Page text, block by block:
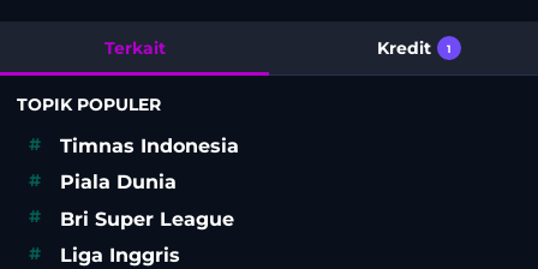
Terkait Kredit 1
TOPIK POPULER
#
Timnas Indonesia
# Piala Dunia
# Bri Super League
# Liga Inggris